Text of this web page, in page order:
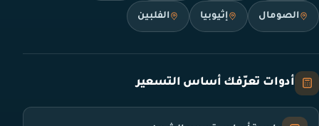
الصومال إثيوبيا الفلبين
أدوات تعرّفك أساس التسعير